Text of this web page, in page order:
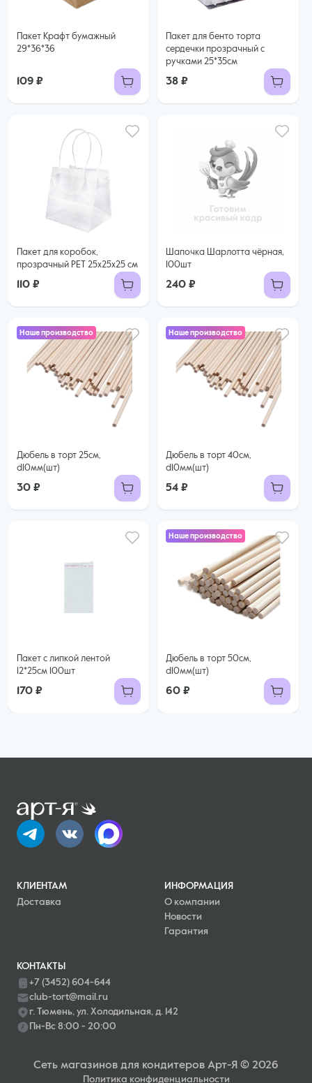
Пакет Крафт бумажный
29*36*36
109 ₽
Пакет для бенто торта
сердечки прозрачный с
ручками 25*35см
38 ₽
Пакет для коробок,
прозрачный PET 25х25х25 см
110 ₽
Шапочка Шарлотта чёрная,
100шт
240 ₽
Наше производство
Дюбель в торт 25см,
d10мм(шт)
30 ₽
Наше производство
Дюбель в торт 40см,
d10мм(шт)
54 ₽
Пакет с липкой лентой
12*25см 100шт
170 ₽
Наше производство
Дюбель в торт 50см,
d10мм(шт)
60 ₽
КЛИЕНТАМ
Доставка
ИНФОРМАЦИЯ
О компании
Новости
Гарантия
КОНТАКТЫ
+7 (3452) 604-644
club-tort@mail.ru
г. Тюмень, ул. Холодильная, д. 142
Пн-Вс 8:00 - 20:00
Сеть магазинов для кондитеров Арт-Я © 2026
Политика конфиденциальности